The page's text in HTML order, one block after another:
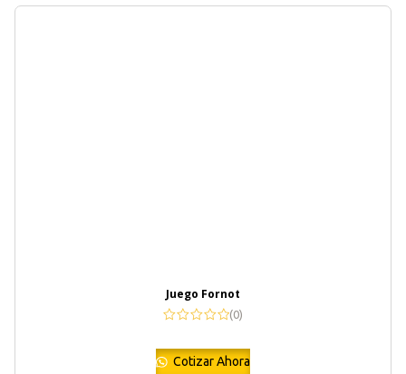
Juego Fornot
(0)
Cotizar Ahora